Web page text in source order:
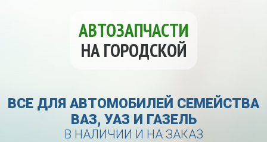
АВТОЗАПЧАСТИ
НА ГОРОДСКОЙ
ВСЕ ДЛЯ АВТОМОБИЛЕЙ СЕМЕЙСТВА
ВАЗ, УАЗ И ГАЗЕЛЬ
В НАЛИЧИИ И НА ЗАКАЗ